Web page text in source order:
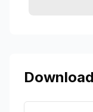
Download